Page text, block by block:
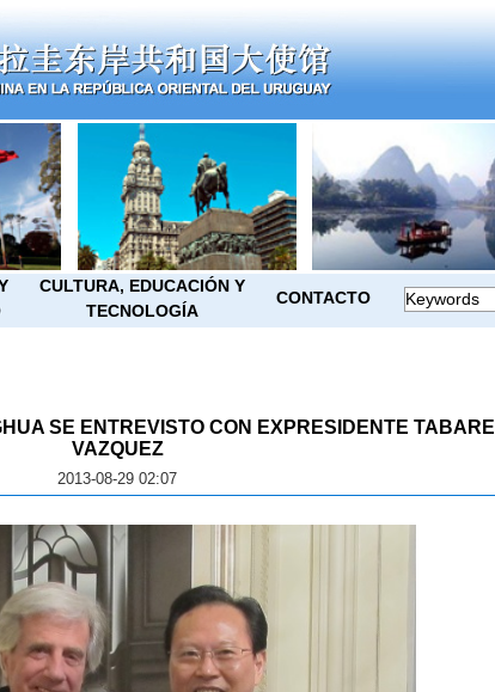
CULTURA, EDUCACIÓN Y
TECNOLOGÍA
CONTACTO
SE ENTREVISTO CON EXPRESIDENTE TABARE
VAZQUEZ
2013-08-29 02:07